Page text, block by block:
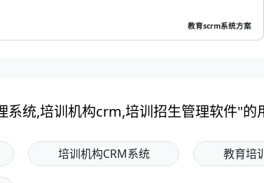
教育scrm系统方案
系统,培训机构crm,培训招生管理软件"的
培训机构CRM系统 教育培